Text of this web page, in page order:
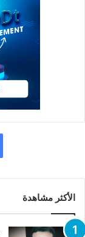
الأكثر مشاهدة